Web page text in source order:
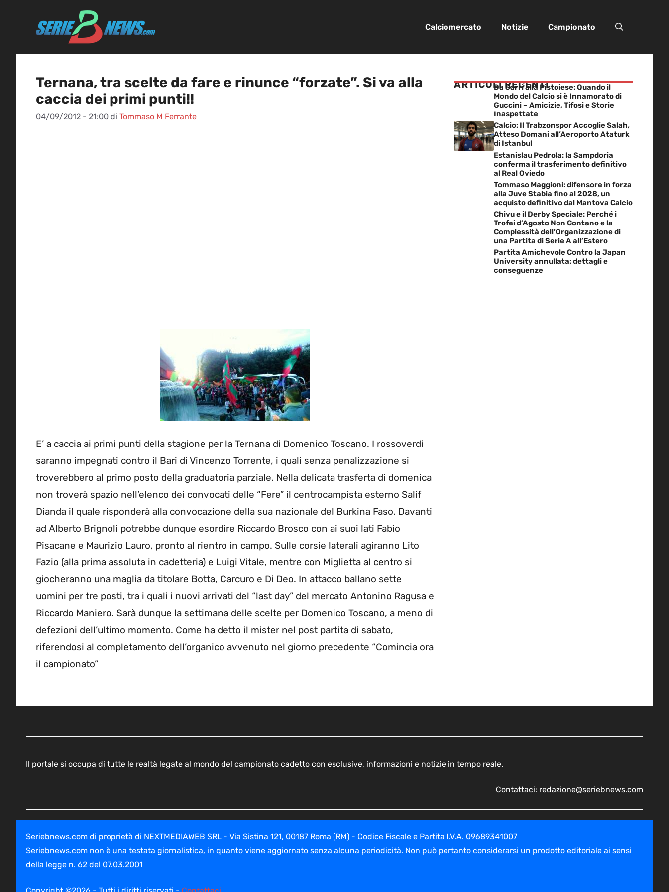
Calciomercato Notizie Campionato
Ternana, tra scelte da fare e rinunce “forzate”. Si va alla
caccia dei primi punti!!
04/09/2012 - 21:00 di Tommaso M Ferrante
E’ a caccia ai primi punti della stagione per la Ternana di Domenico Toscano. I rossoverdi
saranno impegnati contro il Bari di Vincenzo Torrente, i quali senza penalizzazione si
troverebbero al primo posto della graduatoria parziale. Nella delicata trasferta di domenica
non troverà spazio nell’elenco dei convocati delle “Fere” il centrocampista esterno Salif
Dianda il quale risponderà alla convocazione della sua nazionale del Burkina Faso. Davanti
ad Alberto Brignoli potrebbe dunque esordire Riccardo Brosco con ai suoi lati Fabio
Pisacane e Maurizio Lauro, pronto al rientro in campo. Sulle corsie laterali agiranno Lito
Fazio (alla prima assoluta in cadetteria) e Luigi Vitale, mentre con Miglietta al centro si
giocheranno una maglia da titolare Botta, Carcuro e Di Deo. In attacco ballano sette
uomini per tre posti, tra i quali i nuovi arrivati del “last day” del mercato Antonino Ragusa e
Riccardo Maniero. Sarà dunque la settimana delle scelte per Domenico Toscano, a meno di
defezioni dell’ultimo momento. Come ha detto il mister nel post partita di sabato,
riferendosi al completamento dell’organico avvenuto nel giorno precedente “Comincia ora
il campionato”
ARTICOLI RECENTI
Da Sarri alla Pistoiese: Quando il
Mondo del Calcio si è Innamorato di
Guccini – Amicizie, Tifosi e Storie
Inaspettate
Calcio: Il Trabzonspor Accoglie Salah,
Atteso Domani all’Aeroporto Ataturk
di Istanbul
Estanislau Pedrola: la Sampdoria
conferma il trasferimento definitivo
al Real Oviedo
Tommaso Maggioni: difensore in forza
alla Juve Stabia fino al 2028, un
acquisto definitivo dal Mantova Calcio
Chivu e il Derby Speciale: Perché i
Trofei d’Agosto Non Contano e la
Complessità dell’Organizzazione di
una Partita di Serie A all’Estero
Partita Amichevole Contro la Japan
University annullata: dettagli e
conseguenze
Il portale si occupa di tutte le realtà legate al mondo del campionato cadetto con esclusive, informazioni e notizie in tempo reale.
Contattaci: redazione@seriebnews.com
Seriebnews.com di proprietà di NEXTMEDIAWEB SRL - Via Sistina 121, 00187 Roma (RM) - Codice Fiscale e Partita I.V.A. 09689341007
Seriebnews.com non è una testata giornalistica, in quanto viene aggiornato senza alcuna periodicità. Non può pertanto considerarsi un prodotto editoriale ai sensi
della legge n. 62 del 07.03.2001